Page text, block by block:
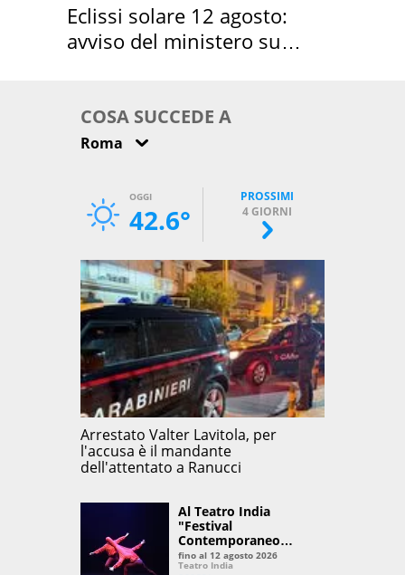
Eclissi solare 12 agosto:
avviso del ministero su